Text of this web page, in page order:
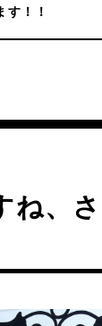
！！
ね、